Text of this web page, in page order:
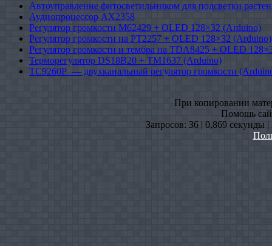
Автоуправление фитосветильником для подсветки
Аудиопроцессор AX2358
Регулятор громкости M62429 + OLED 128×32 (Arduino)
Регулятор громкости на PT2257 + OLED 128×32 (Arduino)
Регулятор громкости и тембра на TDA8425 + OLED
Терморегулятор DS18B20 + TM1637 (Arduino)
TC9260P — двухканальный регулятор громкости
При копировании
Помошь
Запросов: 36 | 0,869 секунды